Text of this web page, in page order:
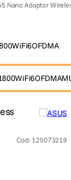
Nano Adaptor
Cod: 125073219